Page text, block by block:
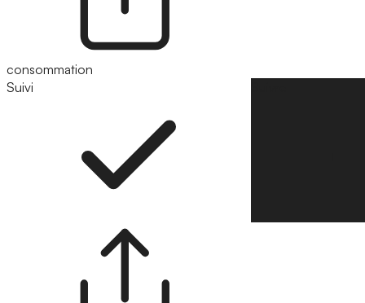
consommation
Suivi